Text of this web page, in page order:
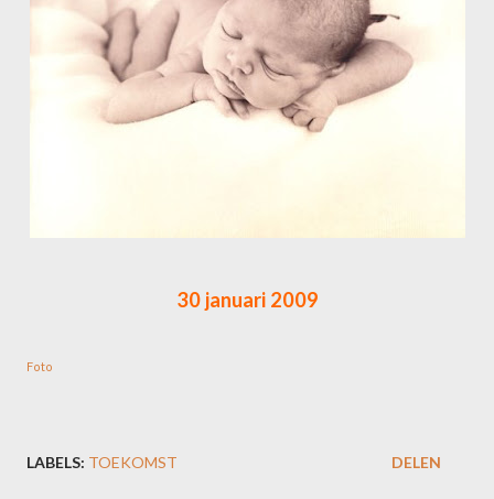
30 januari 2009
Foto
LABELS: TOEKOMST DELEN